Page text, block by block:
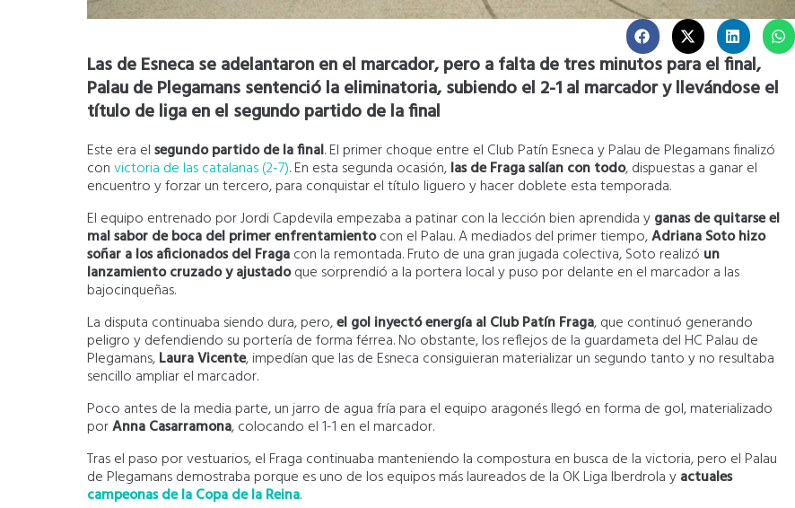
Las de Esneca se adelantaron en el marcador, pero a falta de tres minutos para el final,
Palau de Plegamans sentenció la eliminatoria, subiendo el 2-1 al marcador yllevándose el
título de liga en el segundo partido de la final
Este era elsegundo partido de la final. El primer choque entre el Club Patín Esneca y Palau de Plegamans finalizó
convictoria de las catalanas (2-7). En esta segunda ocasión,las de Fraga salían con todo, dispuestas a ganar el
encuentro y forzar un tercero, para conquistar el título liguero y hacer doblete esta temporada.
El equipo entrenado por Jordi Capdevila empezaba a patinar con la lección bien aprendida yganas de quitarse el
mal sabor de boca del primer enfrentamientocon el Palau. A mediados del primer tiempo,Adriana Soto hizo
soñar a los aficionados del Fragacon la remontada. Fruto de una gran jugada colectiva, Soto realizó un
lanzamiento cruzado y ajustadoque sorprendió a la portera local y puso por delante en el marcador a las
bajocinqueñas.
La disputa continuaba siendo dura, pero,el gol inyectó energía al Club Patín Fraga, que continuó generando
peligro y defendiendo su portería de forma férrea. No obstante, los reflejos de la guardameta del HC Palau de
Plegamans,Laura Vicente, impedían que las de Esneca consiguieran materializar un segundo tanto y no resultaba
sencillo ampliar el marcador.
Poco antes de la media parte, un jarro de agua fría para el equipo aragonés llegó en forma de gol, materializado
porAnna Casarramona, colocando el 1-1 en el marcador.
Tras el paso por vestuarios, el Fraga continuaba manteniendo la compostura en busca de la victoria, pero el Palau
de Plegamans demostraba porque es uno de los equipos más laureados de la OK Liga Iberdrola yactuales
campeonas de la Copa de la Reina.